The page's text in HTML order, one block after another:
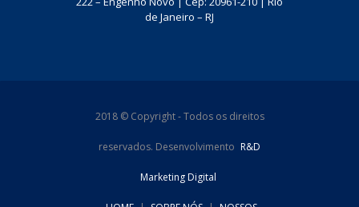
de Janeiro – RJ
2018 © Copyright - Todos os direitos
reservados. Desenvolvimento R&D
Marketing Digital